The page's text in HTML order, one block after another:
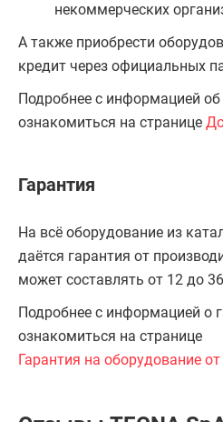
некоммерческих
А также приобрести
кредит через официальных
Подробнее с информацией
ознакомиться на странице
Гарантия
На всё оборудование из
даётся гарантия от
может составлять от 12 до
Подробнее с информацией о
ознакомиться на странице
Гарантия на оборудование